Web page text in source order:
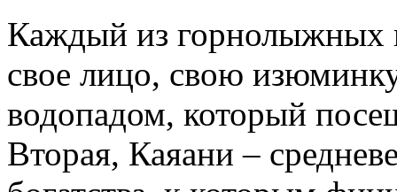
Каждый из горнолыжных
свое лицо, свою
водопадом, который
Вторая, Каяани –